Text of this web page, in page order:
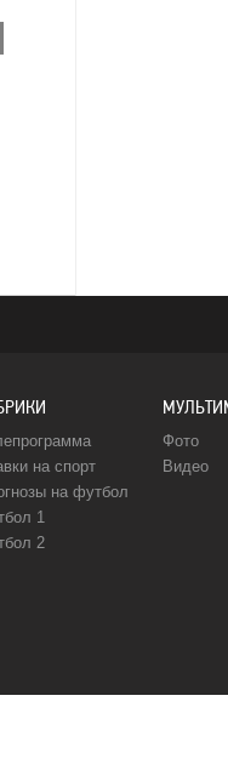
на спорт
на футбол
1
2
Фото
Видео